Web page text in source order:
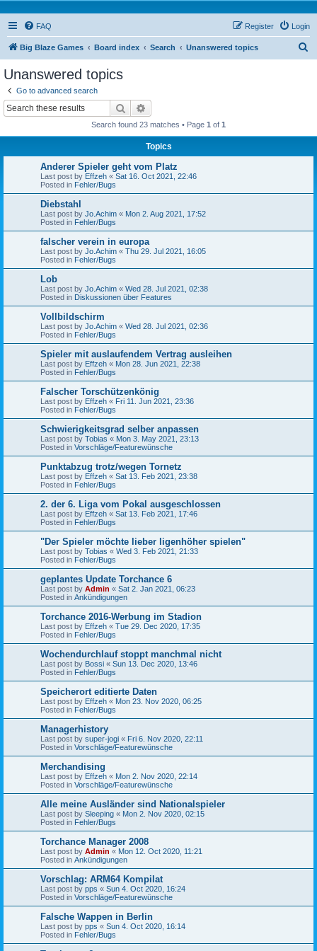
FAQ Login
Register
Big Blaze Games Board index Search Unanswered topics
Unanswered topics
Go to advanced search
Search
Search found 23 matches • Page 1 of 1
Topics
Anderer Spieler geht vom Platz
Last post by Effzeh « Sat 16. Oct 2021, 22:46
Posted in Fehler/Bugs
Diebstahl
Last post by Jo.Achim « Mon 2. Aug 2021, 17:52
Posted in Fehler/Bugs
falscher verein in europa
Last post by Jo.Achim « Thu 29. Jul 2021, 16:05
Posted in Fehler/Bugs
Lob
Last post by Jo.Achim « Wed 28. Jul 2021, 02:38
Posted in Diskussionen über Features
Vollbildschirm
Last post by Jo.Achim « Wed 28. Jul 2021, 02:36
Posted in Fehler/Bugs
Spieler mit auslaufendem Vertrag ausleihen
Last post by Effzeh « Mon 28. Jun 2021, 22:38
Posted in Fehler/Bugs
Falscher Torschützenkönig
Last post by Effzeh « Fri 11. Jun 2021, 23:36
Posted in Fehler/Bugs
Schwierigkeitsgrad selber anpassen
Last post by Tobias « Mon 3. May 2021, 23:13
Posted in Vorschläge/Featurewünsche
Punktabzug trotz/wegen Tornetz
Last post by Effzeh « Sat 13. Feb 2021, 23:38
Posted in Fehler/Bugs
2. der 6. Liga vom Pokal ausgeschlossen
Last post by Effzeh « Sat 13. Feb 2021, 17:46
Posted in Fehler/Bugs
"Der Spieler möchte lieber ligenhöher spielen"
Last post by Tobias « Wed 3. Feb 2021, 21:33
Posted in Fehler/Bugs
geplantes Update Torchance 6
Last post by Admin « Sat 2. Jan 2021, 06:23
Posted in Ankündigungen
Torchance 2016-Werbung im Stadion
Last post by Effzeh « Tue 29. Dec 2020, 17:35
Posted in Fehler/Bugs
Wochendurchlauf stoppt manchmal nicht
Last post by Bossi « Sun 13. Dec 2020, 13:46
Posted in Fehler/Bugs
Speicherort editierte Daten
Last post by Effzeh « Mon 23. Nov 2020, 06:25
Posted in Fehler/Bugs
Managerhistory
Last post by super-jogi « Fri 6. Nov 2020, 22:11
Posted in Vorschläge/Featurewünsche
Merchandising
Last post by Effzeh « Mon 2. Nov 2020, 22:14
Posted in Vorschläge/Featurewünsche
Alle meine Ausländer sind Nationalspieler
Last post by Sleeping « Mon 2. Nov 2020, 02:15
Posted in Fehler/Bugs
Torchance Manager 2008
Last post by Admin « Mon 12. Oct 2020, 11:21
Posted in Ankündigungen
Vorschlag: ARM64 Kompilat
Last post by pps « Sun 4. Oct 2020, 16:24
Posted in Vorschläge/Featurewünsche
Falsche Wappen in Berlin
Last post by pps « Sun 4. Oct 2020, 16:14
Posted in Fehler/Bugs